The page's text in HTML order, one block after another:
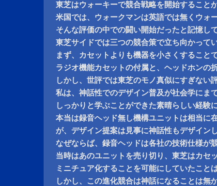
東芝はウォーキーで競合戦略を開始すること
米国では、ウォークマンは英語では無くウォ
そんな評価の中での闘い開始だったと記憶し
東芝サイドでは三つの競合策で立ち向かって
まず、カセットよりも機器を小さくすること
ラジオ機能カセットの付属と、ヘッドホンの
しかし、世評では東芝のモノ真似にすぎない
私は、神話性でのデザイン普及が社会学にま
しっかりと学ぶことができた素晴らしい経験
本当は録音ヘッド無し機構ユニットは相当に
が、デザイン提案は見事に神話性もデザイン
なぜならば、録音ヘッドは各社の技術仕様が
当時はあのユニットを売り切り、東芝はカセ
ミニチュア化することを可能にしていたこと
しかし、この進化競合は神話になることは無